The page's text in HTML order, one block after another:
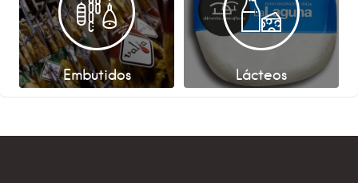
Embutidos Lácteos